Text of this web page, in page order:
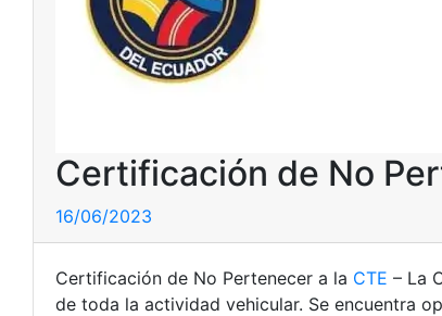
Certificación de No
16/06/2023
Certificación de No Pertenecer a la CTE – La
de toda la actividad vehicular. Se encuentra